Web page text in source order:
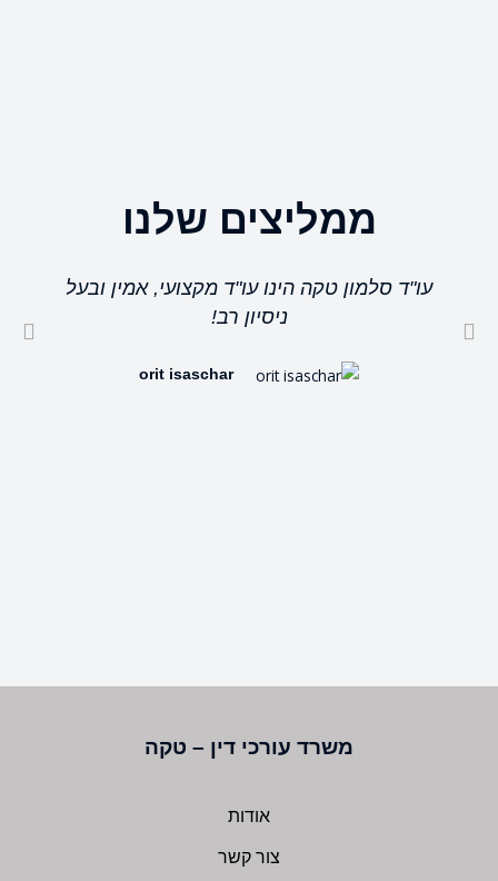
ממליצים שלנו
עו"ד סלמון טקה הינו עו"ד מקצועי, אמין ובעל
ניסיון רב!
orit isaschar
משרד עורכי דין – טקה
אודות
צור קשר